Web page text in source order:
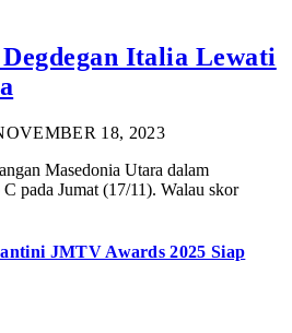
Degdegan Italia Lewati
18, 2023
Masedonia Utara dalam
pada Jumat (17/11). Walau skor
JMTV Awards 2025 Siap